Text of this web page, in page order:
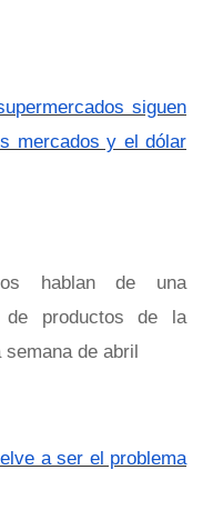
siguen
mercados y el dólar
hablan de una
productos de la
de abril
a ser el problema